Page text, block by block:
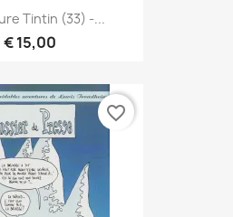
Tintin (33) -...
€ 15,00
favorite_border